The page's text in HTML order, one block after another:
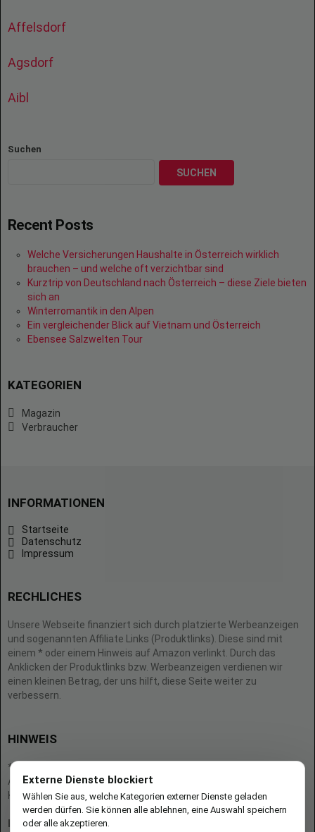
Affelsdorf
Agsdorf
Aibl
Suchen
SUCHEN
Recent Posts
Welche Versicherungen Haushalte in Österreich wirklich
brauchen – und welche oft verzichtbar sind
Kurztrip von Deutschland nach Österreich – diese Ziele bieten
sich an
Winterromantik in den Alpen
Ein vergleichender Blick auf Vietnam und Österreich
Ebensee Salzwelten Tour
KATEGORIEN
Magazin
Verbraucher
INFORMATIONEN
Startseite
Datenschutz
Impressum
RECHLICHES
Unsere Webseite finanziert sich durch platzierte Werbeanzeigen
und sogenannten Affiliate Links (Produktlinks). Diese sind mit
einem * oder einem Hinweis auf Amazon verlinkt. Durch das
Anklicken der Produktlinks bzw. Werbeanzeigen verdienen wir
einen kleinen Betrag, der uns hilft, diese Seite weiter zu
verbessern.
HINWEIS
* = Afilliate-Link (=Werbung)
Als Amazon-Partner verdient der Seitenbetreiber an qualifizierten
Käufen.
Hinweis zu Preisen und Verfügbarkeiten
Externe Dienste blockiert
Wählen Sie aus, welche Kategorien externer Dienste geladen
werden dürfen. Sie können alle ablehnen, eine Auswahl speichern
oder alle akzeptieren.